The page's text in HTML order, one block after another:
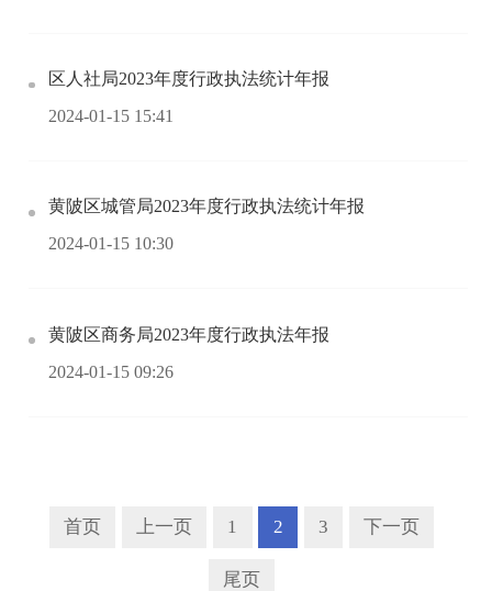
区人社局2023年度行政执法统计年报
2024-01-15 15:41
黄陂区城管局2023年度行政执法统计年报
2024-01-15 10:30
黄陂区商务局2023年度行政执法年报
2024-01-15 09:26
首页 上一页 1 2 3 下一页
尾页